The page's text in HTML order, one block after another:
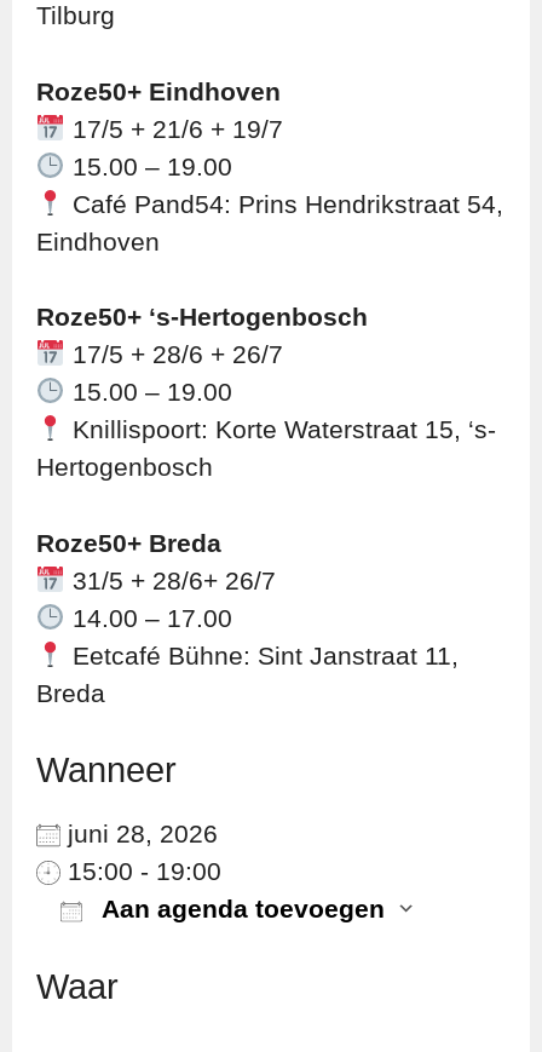
Tilburg
Roze50+ Eindhoven
17/5 + 21/6 + 19/7
15.00 – 19.00
Café Pand54: Prins Hendrikstraat 54,
Eindhoven
Roze50+ ‘s-Hertogenbosch
17/5 + 28/6 + 26/7
15.00 – 19.00
Knillispoort: Korte Waterstraat 15, ‘s-
Hertogenbosch
Roze50+ Breda
31/5 + 28/6+ 26/7
14.00 – 17.00
Eetcafé Bühne: Sint Janstraat 11,
Breda
Wanneer
juni 28, 2026
15:00 - 19:00
Aan agenda toevoegen
Waar